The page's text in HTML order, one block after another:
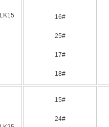
LK15 16#
25#
17#
18#
15#
24#